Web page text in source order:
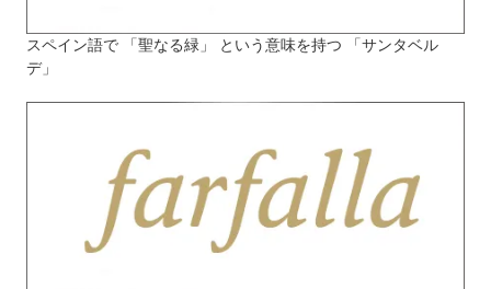
スペイン語で 「聖なる緑」 という意味を持つ 「サンタベル
デ」